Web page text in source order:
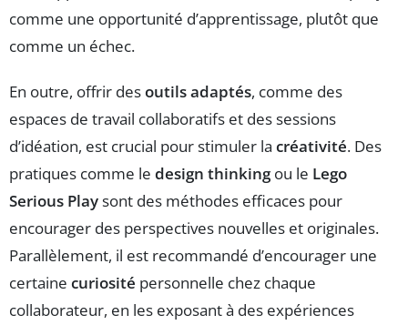
comme une opportunité d’apprentissage, plutôt que
comme un échec.
En outre, offrir desoutils adaptés, comme des
espaces de travail collaboratifs et des sessions
d’idéation, est crucial pour stimuler la créativité. Des
pratiques comme le design thinkingou le Lego
Serious Playsont des méthodes efficaces pour
encourager des perspectives nouvelles et originales.
Parallèlement, il est recommandé d’encourager une
certaine curiosité personnelle chez chaque
collaborateur, en les exposant à des expériences